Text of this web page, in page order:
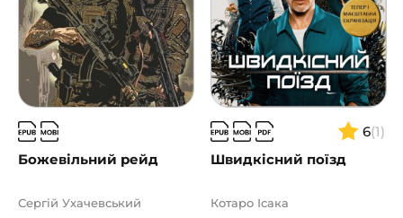
Божевільний рейд
Сергій Ухачевський
6(1)
Швидкісний поїзд
Котаро Ісака